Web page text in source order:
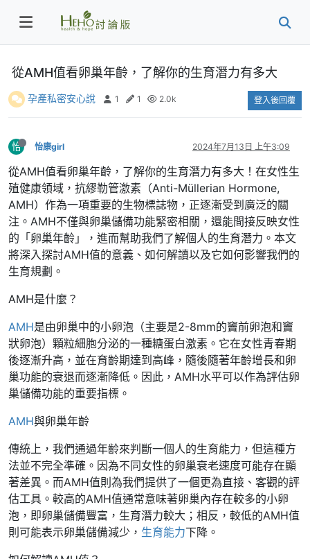
從AMH值看卵巢年齡，了解你的生育潛力有多大
孕產私密安心說 1 1 2.0k 登入後回覆
怡 怡康girl 2024年7月13日 上午3:09
從AMH值看卵巢年齡，了解你的生育潛力有多大！在女性生
殖健康領域，抗繆勒管激素（Anti-Müllerian Hormone,
AMH）作為一項重要的生物標誌物，正逐漸受到廣泛的關
注。AMH不僅與卵巢儲備功能緊密相關，還能間接反映女性
的「卵巢年齡」，進而幫助我們了解個人的生育潛力。本文
將深入探討AMH值的意義、如何解讀以及它如何影響我們的
生育規劃。
AMH是什麼？
AMH是由卵巢中的小卵泡（主要是2-8mm的竇前卵泡和竇
狀卵泡）顆粒細胞分泌的一種糖蛋白激素。它在女性青春期
後逐漸升高，並在育齡期達到高峰，隨後隨著年齡增長和卵
巢功能的衰退而逐漸降低。因此，AMH水平可以作為評估卵
巢儲備功能的重要指標。
AMH與卵巢年齡
傳統上，我們通過年齡來判斷一個人的生育能力，但這種方
法並不完全準確。因為不同女性的卵巢衰老速度可能存在顯
著差異。而AMH值則為我們提供了一個更為直接、客觀的評
估工具。較高的AMH值通常意味著卵巢內存在較多的小卵
泡，即卵巢儲備豐富，生育潛力較大；相反，較低的AMH值
則可能表示卵巢儲備減少， 生育能力下降。